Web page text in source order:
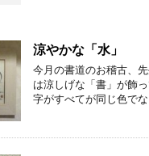
涼やかな「水」
今月の書道のお稽古、
は涼しげな「書」が飾
字がすべてが同じ色で